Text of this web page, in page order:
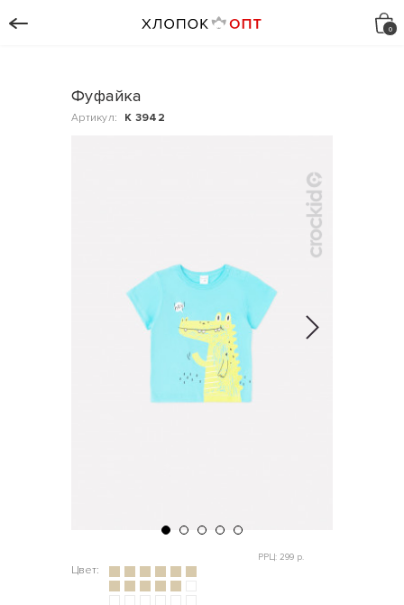
Фуфайка
Артикул: К 3942
Цвет:
РРЦ: 299 р.